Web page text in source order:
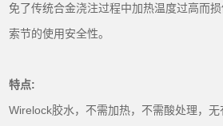
免了传统合金浇注过程中加热温度过高而
索节的使用安全性。
特点:
Wirelock胶水，不需加热，不需酸处理，